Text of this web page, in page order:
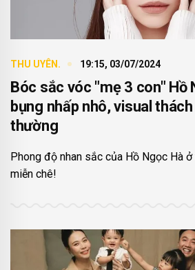
THU UYÊN. 19:15, 03/07/2024
Bóc sắc vóc "mẹ 3 con" Hồ
bụng nhấp nhô, visual
thường
Phong độ nhan sắc của Hồ Ngọc Hà
miễn chê!